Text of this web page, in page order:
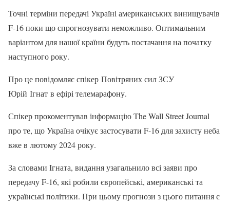
Точні терміни передачі Україні американських винищувачів
F-16 поки що спрогнозувати неможливо. Оптимальним
варіантом для нашої країни будуть постачання на початку
наступного року.
Про це повідомляє спікер Повітряних сил ЗСУ
Юрій Ігнат в ефірі телемарафону.
Спікер прокоментував інформацію The Wall Street Journal
про те, що Україна очікує застосувати F-16 для захисту неба
вже в лютому 2024 року.
За словами Ігната, видання узагальнило всі заяви про
передачу F-16, які робили європейські, американські та
українські політики. При цьому прогнози з цього питання є